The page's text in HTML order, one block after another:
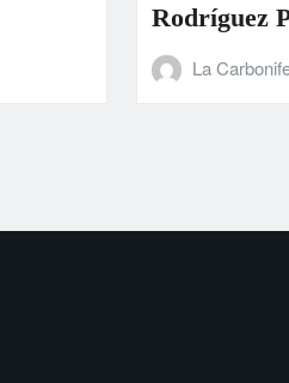
Padilla por
Jul 8, 2026